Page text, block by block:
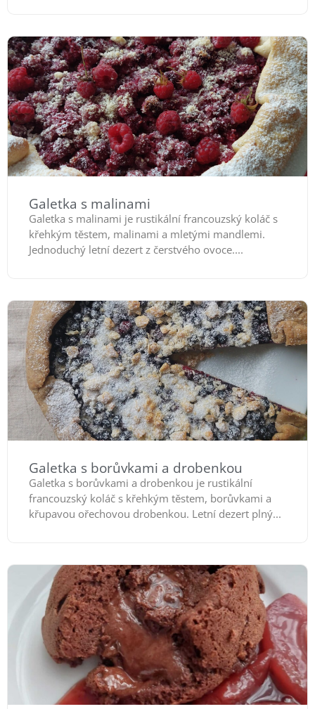
Galetka s malinami
Galetka s malinami je rustikální francouzský koláč s
křehkým těstem, malinami a mletými mandlemi.
Jednoduchý letní dezert z čerstvého ovoce....
Galetka s borůvkami a drobenkou
Galetka s borůvkami a drobenkou je rustikální
francouzský koláč s křehkým těstem, borůvkami a
křupavou ořechovou drobenkou. Letní dezert plný...